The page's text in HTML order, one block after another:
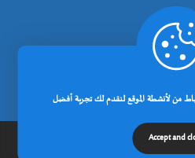
.
Accept and